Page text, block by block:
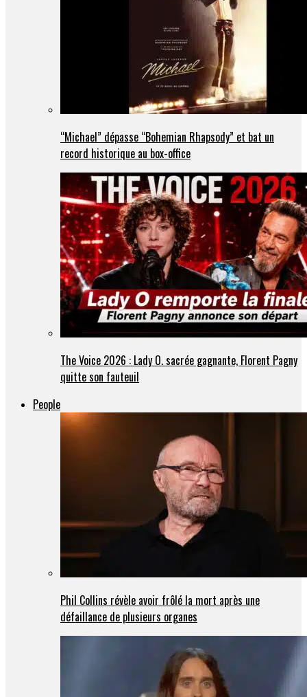
“Michael” dépasse “Bohemian Rhapsody” et bat un
record historique au box-office
The Voice 2026 : Lady O. sacrée gagnante, Florent Pagny
quitte son fauteuil
People
Phil Collins révèle avoir frôlé la mort après une
défaillance de plusieurs organes